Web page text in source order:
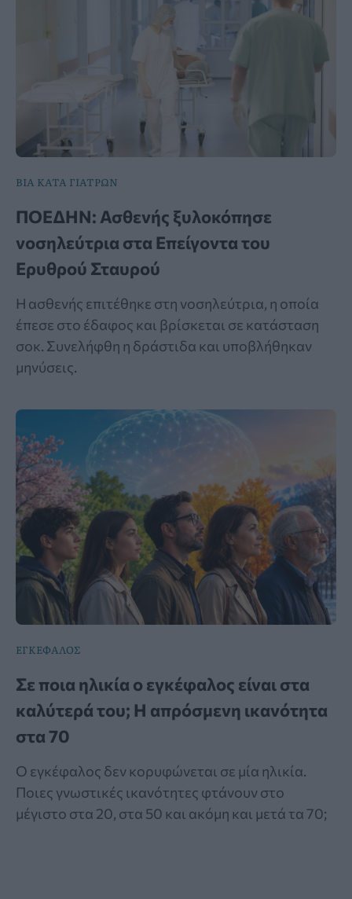
ΒΙΑ ΚΑΤΑ ΓΙΑΤΡΩΝ
ΠΟΕΔΗΝ: Ασθενής ξυλοκόπησε
νοσηλεύτρια στα Επείγοντα του
Ερυθρού Σταυρού
Η ασθενής επιτέθηκε στη νοσηλεύτρια, η οποία
έπεσε στο έδαφος και βρίσκεται σε κατάσταση
σοκ. Συνελήφθη η δράστιδα και υποβλήθηκαν
μηνύσεις.
ΕΓΚΕΦΑΛΟΣ
Σε ποια ηλικία ο εγκέφαλος είναι στα
καλύτερά του; Η απρόσμενη ικανότητα
στα 70
Ο εγκέφαλος δεν κορυφώνεται σε μία ηλικία.
Ποιες γνωστικές ικανότητες φτάνουν στο
μέγιστο στα 20, στα 50 και ακόμη και μετά τα 70;